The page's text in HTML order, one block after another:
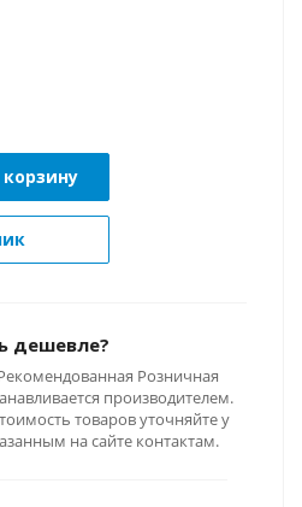
корзину
дешевле?
Розничная
производителем.
товаров уточняйте у
на сайте контактам.